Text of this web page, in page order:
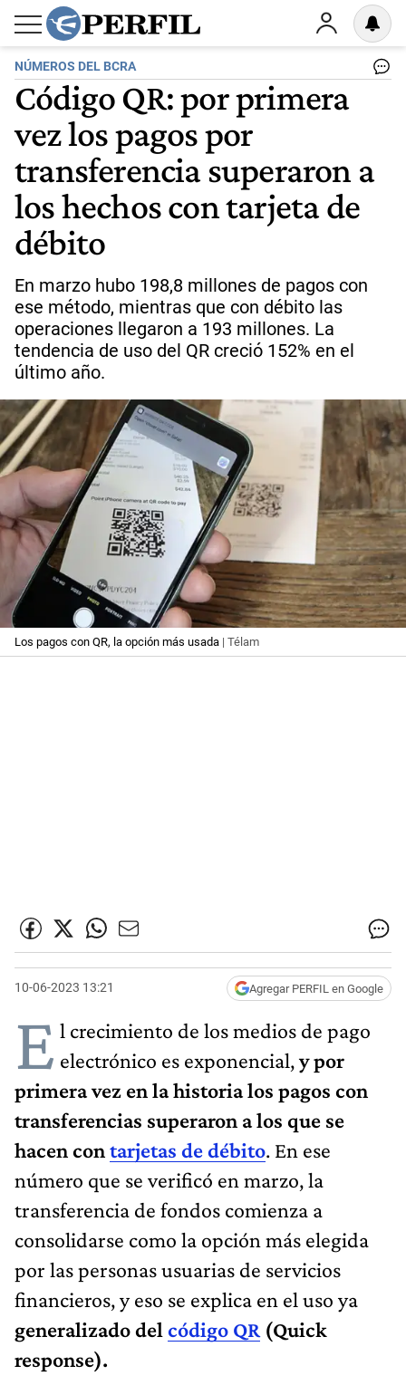
NÚMEROS DEL BCRA
Código QR: por primera
vez los pagos por
transferencia superaron a
los hechos con tarjeta de
débito
En marzo hubo 198,8 millones de pagos con
ese método, mientras que con débito las
operaciones llegaron a 193 millones. La
tendencia de uso del QR creció 152% en el
último año.
Los pagos con QR, la opción más usada | Télam
10-06-2023 13:21 Agregar PERFIL en Google
E l crecimiento de los medios de pago
electrónico es exponencial,y por
primera vez en la historia los pagos con
transferencias superaron a los que se
hacen contarjetas de débito. En ese
número que se verificó en marzo, la
transferencia de fondos comienza a
consolidarse como la opción más elegida
por las personas usuarias de servicios
financieros, y eso se explica en el uso ya
generalizado del código QR (Quick
response).